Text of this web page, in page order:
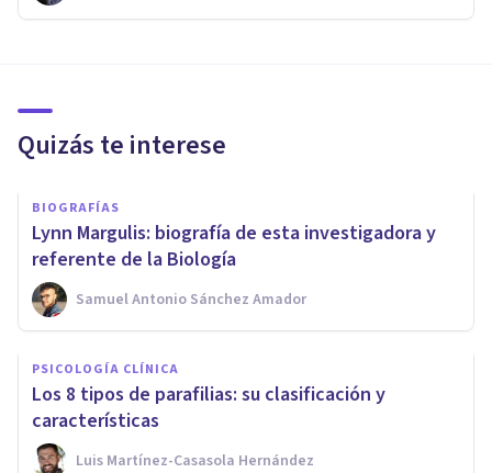
Quizás te interese
BIOGRAFÍAS
Lynn Margulis: biografía de esta investigadora y
referente de la Biología
Samuel Antonio Sánchez Amador
PSICOLOGÍA CLÍNICA
Los 8 tipos de parafilias: su clasificación y
características
Luis Martínez-Casasola Hernández